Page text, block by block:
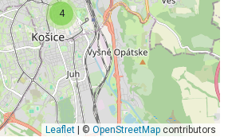
4
Leaflet | © OpenStreetMap contributors